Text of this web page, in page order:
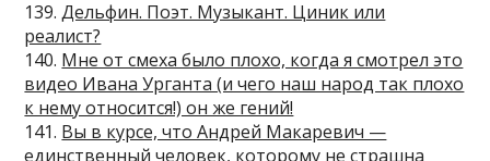
139.Дельфин. Поэт. Музыкант. Циник или
реалист?
140. Мне от смеха было плохо, когда я смотрел это
видео Ивана Урганта (и чего наш народ так плохо
к нему относится!) он же гений!
141. Вы в курсе, что Андрей Макаревич —
единственный человек, которому не страшна